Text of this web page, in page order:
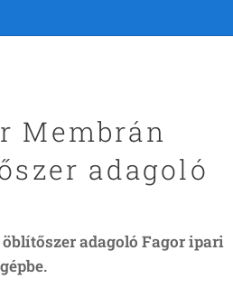
Membrán
adagoló
adagoló Fagor ipari